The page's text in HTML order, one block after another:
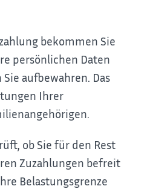
bekommen Sie
persönlichen Daten
aufbewahren. Das
Ihrer
ob Sie für den Rest
Zuzahlungen befreit
Belastungsgrenze